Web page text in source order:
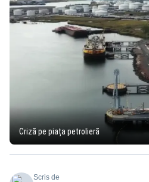
Criză pe piața petrolieră
Scris de